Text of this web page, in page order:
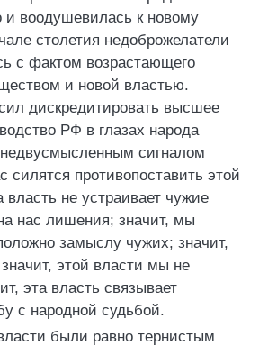
и воодушевилась к новому
столетия недоброжелатели
с фактом возрастающего
и новой властью.
дискредитировать высшее
РФ в глазах народа
сигналом
силятся противопоставить этой
власть не устраивает чужие
нас лишения; значит, мы
замыслу чужих; значит,
этой власти мы не
эта власть связывает
с народной судьбой.
были равно тернистым